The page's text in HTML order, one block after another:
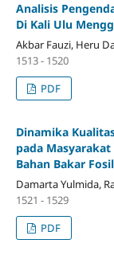
Analisis
Di Kali Ulu
Akbar Fauzi, Heru
1513 - 1520
PDF
Dinamika
pada
Bahan Bakar
Damarta Yulmida,
1521 - 1529
PDF